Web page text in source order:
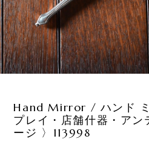
Hand Mirror / ハンド
プレイ・店舗什器・アン
ージ 〉113998